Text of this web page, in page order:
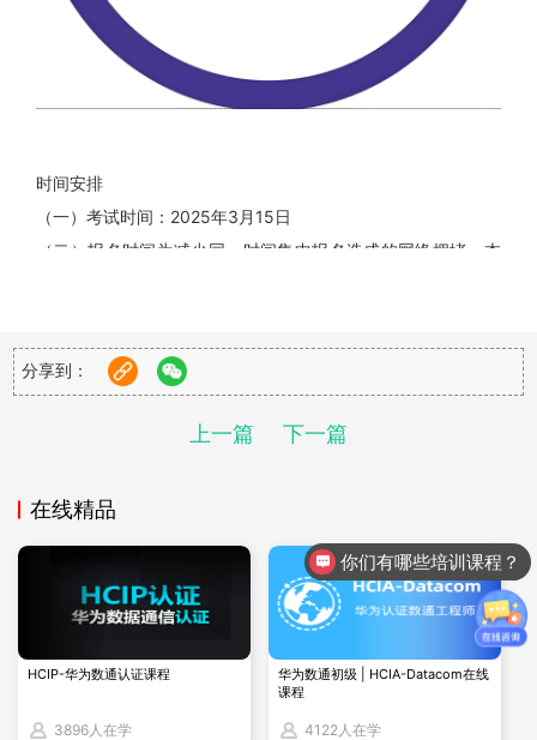
时间安排
（一）考试时间：2025年3月15日
（二）报名时间为减少同一时间集中报名造成的网络拥堵，本
以下城市的考点将开通报名：上海、南京、苏州（含昆山）、
无锡、常州、南通、徐州、杭州、宁波、绍兴、合肥、南昌。
以下城市的考点将开通报名：广州、深圳、东莞、佛山、珠
明、贵阳。
3.第三批报名城市：2025年1月7日16:00至1月14日16:00
以下城市的考点将开通报名：北京、天津、廊坊、保定、石家
庄、哈尔滨、大庆、长春、沈阳、大连、呼和浩特、太原、郑
州、济南、青岛、潍坊、烟台、淄博、西安、乌鲁木齐、克拉
玛依、银川、兰州。
分批开放报名后，各地报名通道在报名期间内均不关闭，全国
分享到：
上一篇 下一篇
在线精品
HCIP-华为数通认证课程
3896人在学
华为数通初级 | HCIA-Datacom在线
课程
4122人在学
你们有哪些培训课程？